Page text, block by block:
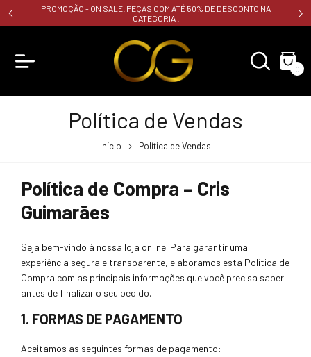
PROMOÇÃO - ON SALE! PEÇAS COM ATÉ 50% DE DESCONTO NA
CATEGORIA !
0
Política de Vendas
Início Política de Vendas
Política de Compra – Cris
Guimarães
Seja bem-vindo à nossa loja online! Para garantir uma
experiência segura e transparente, elaboramos esta Política de
Compra com as principais informações que você precisa saber
antes de finalizar o seu pedido.
1. FORMAS DE PAGAMENTO
Aceitamos as seguintes formas de pagamento: